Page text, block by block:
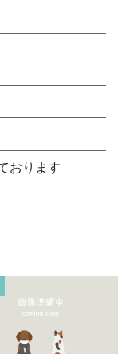
おります